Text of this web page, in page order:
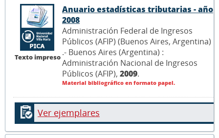
Texto impreso
Anuario estadísticas tributarias - año
2008
Administración Federal de Ingresos
Públicos (AFIP) (Buenos Aires, Argentina)
.- Buenos Aires (Argentina) :
Administración Nacional de Ingresos
Públicos (AFIP), 2009.
Material bibliográfico en formato papel.
Ver ejemplares